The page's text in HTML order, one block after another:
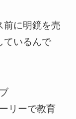
前に明鏡を売
ているんで
リーで教育